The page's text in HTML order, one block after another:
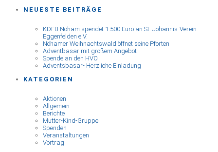
NEUESTE BEITRÄGE
KDFB Nöham spendet 1.500 Euro an St. Johannis-Verein
Eggenfelden e.V.
Nöhamer Weihnachtswald öffnet seine Pforten
Adventbasar mit großem Angebot
Spende an den HVO
Adventsbasar- Herzliche Einladung
KATEGORIEN
Aktionen
Allgemein
Berichte
Mutter-Kind-Gruppe
Spenden
Veranstaltungen
Vortrag